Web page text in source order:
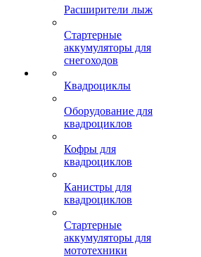
Расширители лыж
Стартерные
аккумуляторы для
снегоходов
Квадроциклы
Оборудование для
квадроциклов
Кофры для
квадроциклов
Канистры для
квадроциклов
Стартерные
аккумуляторы для
мототехники